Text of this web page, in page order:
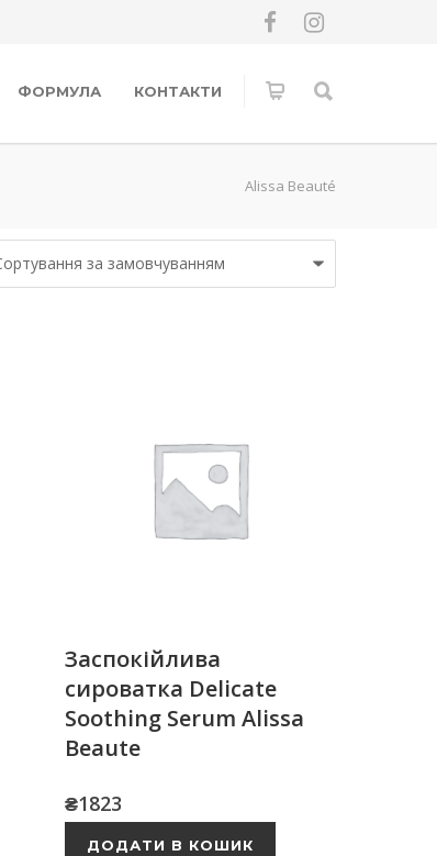
ФОРМУЛА КОНТАКТИ
Alissa Beauté
Заспокійлива
сироватка Delicate
Soothing Serum Alissa
Beaute
₴1823
ДОДАТИ В КОШИК